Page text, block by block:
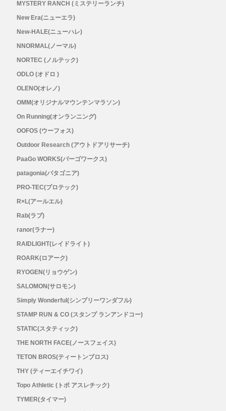
SALOMON(サロモン)
Simply Wonderful(シンプリーワンダフル)
コー)
STATIC(スタティック)
THE NORTH FACE(ノースフェイス)
TETON BROS(ティートンブロス)
TYMER(タイマー)
UltrAspire(ウルトラスパイア)
XeroShoes（ゼロシューズ）
yamarokko(ヤマロッコ)
BananaGO
MYSTERY RANCH (ミステリーランチ)
New Era(ニューエラ)
New-HALE(ニューハレ)
NNORMAL(ノーマル)
NORTEC (ノルテック)
ODLO (オドロ )
OLENO(オレノ)
OMM(オリジナルマウンテンマラソン)
On Running(オンランニング)
OOFOS (ウーフォス)
Outdoor Research (アウトドアリサーチ)
PaaGo WORKS(パーゴワークス)
patagonia(パタゴニア)
PRO-TEC(プロテック)
R×L(アールエル)
Rab(ラブ)
ranor(ラナー)
RAIDLIGHT(レイドライト)
ROARK(ロアーク)
RYOGEN(リョウゲン)
SALOMON(サロモン)
Simply Wonderful(シンプリーワンダフル)
STAMP RUN & CO (スタンプ ランアンドコー)
STATIC(スタティック)
THE NORTH FACE(ノースフェイス)
TETON BROS(ティートンブロス)
THY (ティーエイチワイ)
Topo Athletic (トポ アスレチック)
TYMER(タイマー)